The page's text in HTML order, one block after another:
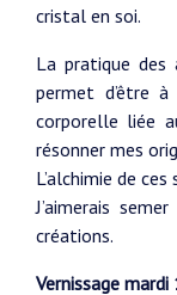
cristal en soi.
La pratique
permet d’être à
corporelle liée
résonner mes
L’alchimie de
J’aimerais
créations.
Vernissage